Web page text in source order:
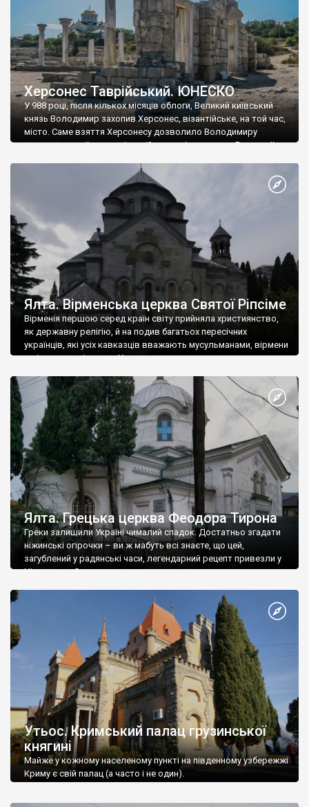
Херсонес Таврійський. ЮНЕСКО
У 988 році, після кількох місяців облоги, Великий київський
князь Володимир захопив Херсонес, візантійське, на той час,
місто. Саме взяття Херсонесу дозволило Володимиру
диктувати свої умови візантійському імператору Василю ІІ, та
Херсонесі Володимир-язичник, став Василем-християнином.
А потім було Хрещення Русі. На честь Херсонесу Таврійського
Ялта. Вірменська церква Святої Ріпсіме
Вірменія першою серед країн світу прийняла християнство,
як державну релігію, й на подив багатьох пересічних
українців, які усіх кавказців вважають мусульманами, вірмени
є відданими вірянами Христа
Ялта. Грецька церква Феодора Тирона
Греки залишили Україні чималий спадок. Достатньо згадати
ніжинські огірочки – ви ж мабуть всі знаєте, що цей,
загублений у радянські часи, легендарний рецепт привезли у
Ніжин греки?
Утьос. Кримський палац грузинської
княгині
Майже у кожному населеному пункті на південному узбережжі
Криму є свій палац (а часто і не один).